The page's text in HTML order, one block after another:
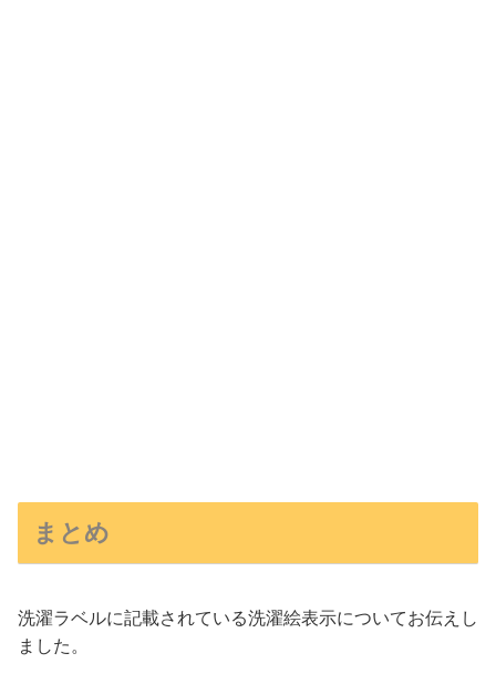
まとめ
洗濯ラベルに記載されている洗濯絵表示についてお伝えし
ました。